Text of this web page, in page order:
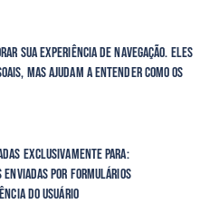
sua experiência de navegação. Eles
mas ajudam a entender como os
exclusivamente para:
enviadas por formulários
do usuário